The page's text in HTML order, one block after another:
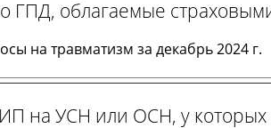
ГПД, облагаемые
на травматизм за декабрь 2024 г.
на УСН или ОСН, у